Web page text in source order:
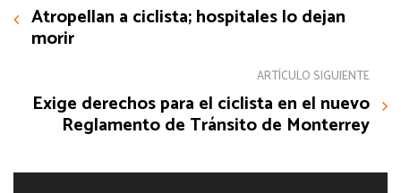
Atropellan a ciclista; hospitales lo dejan
morir
ARTÍCULO SIGUIENTE
Exige derechos para el ciclista en el nuevo
Reglamento de Tránsito de Monterrey